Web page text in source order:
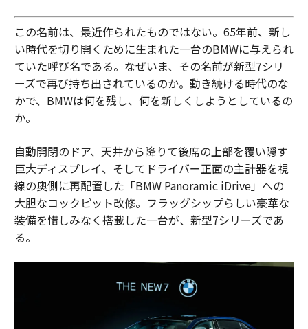
この名前は、最近作られたものではない。65年前、新し
い時代を切り開くために生まれた一台のBMWに与えられ
ていた呼び名である。なぜいま、その名前が新型7シリ
ーズで再び持ち出されているのか。動き続ける時代のな
かで、BMWは何を残し、何を新しくしようとしているの
か。
自動開閉のドア、天井から降りて後席の上部を覆い隠す
巨大ディスプレイ、そしてドライバー正面の主計器を視
線の奥側に再配置した「BMW Panoramic iDrive」への
大胆なコックピット改修。フラッグシップらしい豪華な
装備を惜しみなく搭載した一台が、新型7シリーズであ
る。